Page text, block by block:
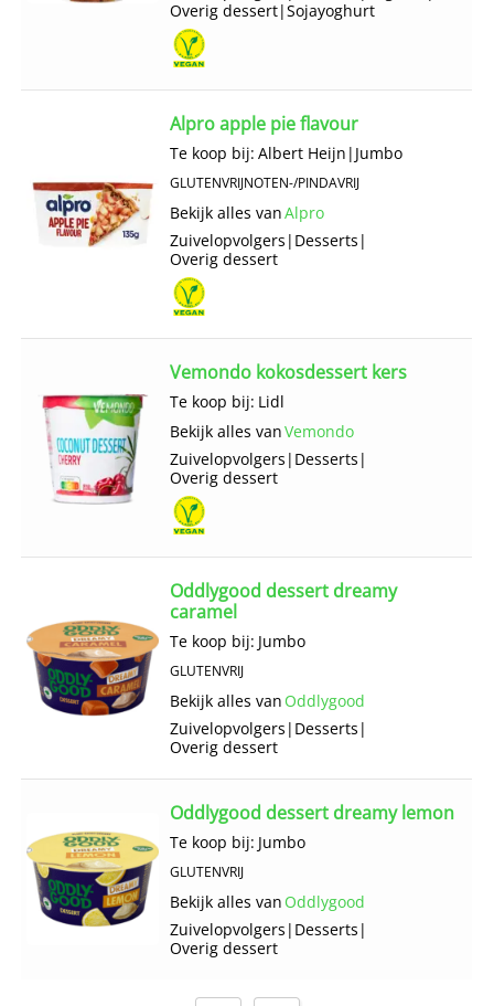
Overig dessert|Sojayoghurt
Alpro apple pie flavour
Te koop bij: Albert Heijn | Jumbo
GLUTENVRIJNOTEN-/PINDAVRIJ
Bekijk alles vanAlpro
Zuivelopvolgers | Desserts |
Overig dessert
Vemondo kokosdessert kers
Te koop bij: Lidl
Bekijk alles vanVemondo
Zuivelopvolgers | Desserts |
Overig dessert
Oddlygood dessert dreamy
caramel
Te koop bij: Jumbo
GLUTENVRIJ
Bekijk alles van Oddlygood
Zuivelopvolgers | Desserts |
Overig dessert
Oddlygood dessert dreamy lemon
Te koop bij: Jumbo
GLUTENVRIJ
Bekijk alles van Oddlygood
Zuivelopvolgers | Desserts |
Overig dessert